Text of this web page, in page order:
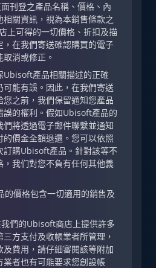
刊登之產品名稱、價格、內
關資訊，視為本銷售條款之
上可得的一切價格、折扣及描
在我們寄送確認購買的電子
消或修正。
Ubisoft產品相關描述的正確
能有誤。因此，在我們寄送
之前，我們保留通知您產品
誤的權利。假如Ubisoft產品的
將透過電子郵件聯繫並通知
價金全額退還。您可以依照
訂購Ubisoft產品。針對該等不
，我们對您不負有任何其他義
的價格包含一切適用的銷售及
們的Ubisoft商店上提供許多
方支付及收帳業者所管理，
及費用，請仔細審閱該等附加
者也有可能要求您創設帳